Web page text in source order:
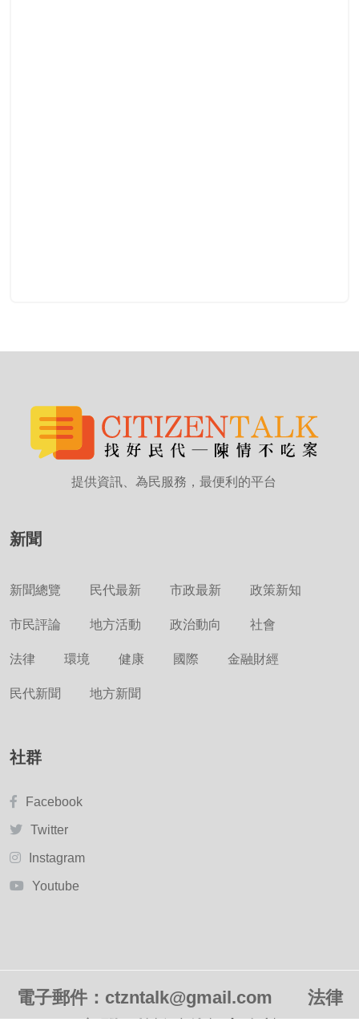
提供資訊、為民服務，最便利的平台
新聞
新聞總覽 民代最新 市政最新 政策新知
市民評論 地方活動 政治動向 社會
法律 環境 健康 國際 金融財經
民代新聞 地方新聞
社群
Facebook
Twitter
Instagram
Youtube
電子郵件：ctzntalk@gmail.com 法律